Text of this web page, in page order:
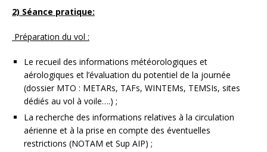
2) Séance pratique:
Préparation du vol :
Le recueil des informations météorologiques et
aérologiques et l’évaluation du potentiel de la journée
(dossier MTO : METARs, TAFs, WINTEMs, TEMSIs, sites
dédiés au vol à voile….) ;
La recherche des informations relatives à la circulation
aérienne et à la prise en compte des éventuelles
restrictions (NOTAM et Sup AIP) ;